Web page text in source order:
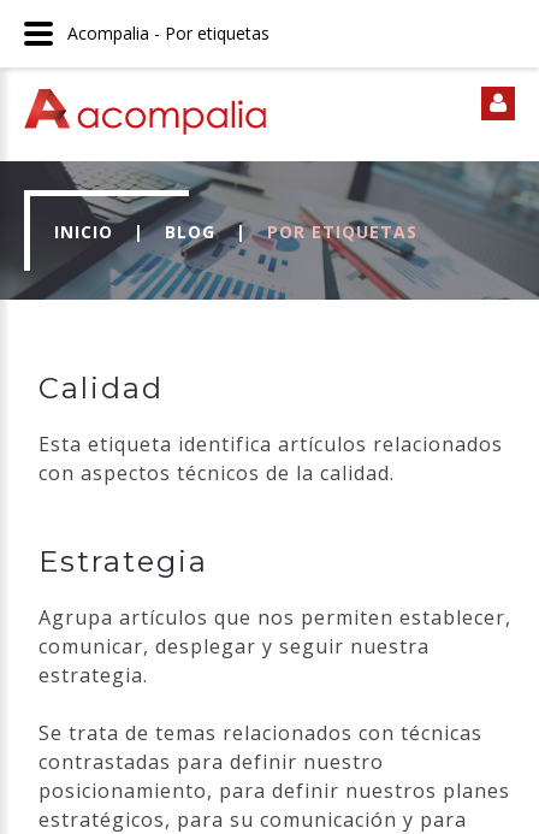
INICIO | BLOG | POR ETIQUETAS
Calidad
Esta etiqueta identifica artículos relacionados
con aspectos técnicos de la calidad.
Estrategia
Agrupa artículos que nos permiten establecer,
comunicar, desplegar y seguir nuestra
estrategia.
Se trata de temas relacionados con técnicas
contrastadas para definir nuestro
posicionamiento, para definir nuestros planes
estratégicos, para su comunicación y para
Acompalia - Por etiquetas